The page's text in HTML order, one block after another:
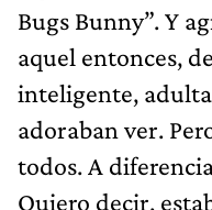
Bugs Bunny”. Y
aquel entonces,
inteligente,
adoraban ver.
todos. A
Quiero decir,